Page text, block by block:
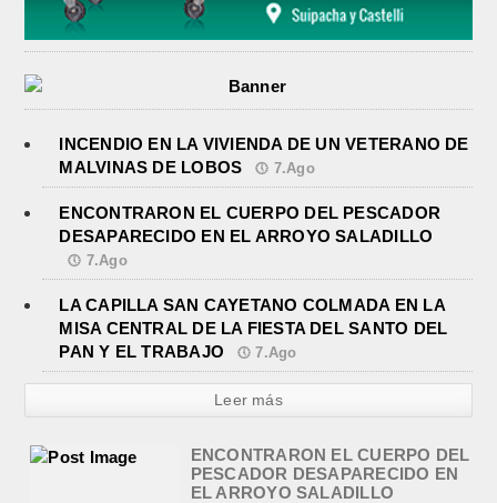
INCENDIO EN LA VIVIENDA DE UN VETERANO DE
MALVINAS DE LOBOS
7.Ago
ENCONTRARON EL CUERPO DEL PESCADOR
DESAPARECIDO EN EL ARROYO SALADILLO
7.Ago
LA CAPILLA SAN CAYETANO COLMADA EN LA
MISA CENTRAL DE LA FIESTA DEL SANTO DEL
PAN Y EL TRABAJO
7.Ago
Leer más
LA CAPILLA SAN CAYETANO
COLMADA EN LA MISA CENTRAL
DE LA FIESTA DEL SANTO DEL